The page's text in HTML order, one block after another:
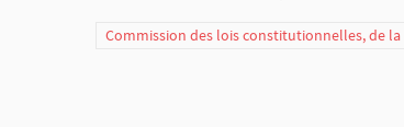
Commission des lois constitutionnelles, de